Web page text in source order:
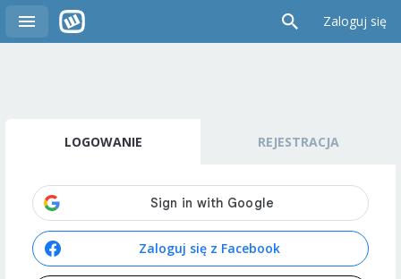
Zaloguj się
LOGOWANIE REJESTRACJA
Zaloguj się z Facebook